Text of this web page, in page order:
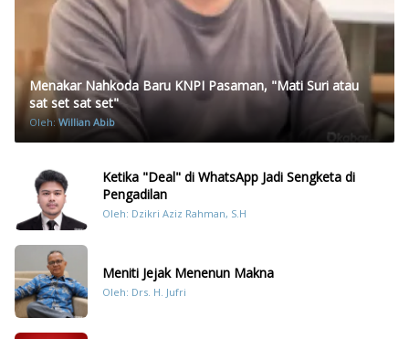
Menakar Nahkoda Baru KNPI Pasaman, "Mati Suri atau
sat set sat set"
Oleh:Willian Abib
Ketika "Deal" di WhatsApp Jadi Sengketa di
Pengadilan
Oleh: Dzikri Aziz Rahman, S.H
Meniti Jejak Menenun Makna
Oleh: Drs. H. Jufri